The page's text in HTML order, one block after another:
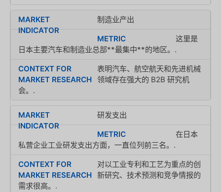
制造业产出
这里是
日本主要汽车和制造业总部**最集中**的地区。.
表明汽车、航空航天和先进机械
领域存在强大的 B2B 研究机
会。.
研发支出
在日本
私营企业工业研发支出方面，一直位列前三名。.
对以工业专利和工艺为重点的创
新研究、技术预测和竞争情报的
需求很高。.